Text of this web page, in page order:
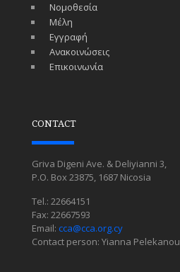
Νομοθεσία
Μέλη
Εγγραφή
Ανακοινώσεις
Επικοινωνία
CONTACT
Griva Digeni Ave. & Deliyianni 3,
P.O. Box 23875, 1687 Nicosia
Tel.: 22664151
Fax: 22667593
Email: cca@cca.org.cy
Contact person: Yianna Pelekanou